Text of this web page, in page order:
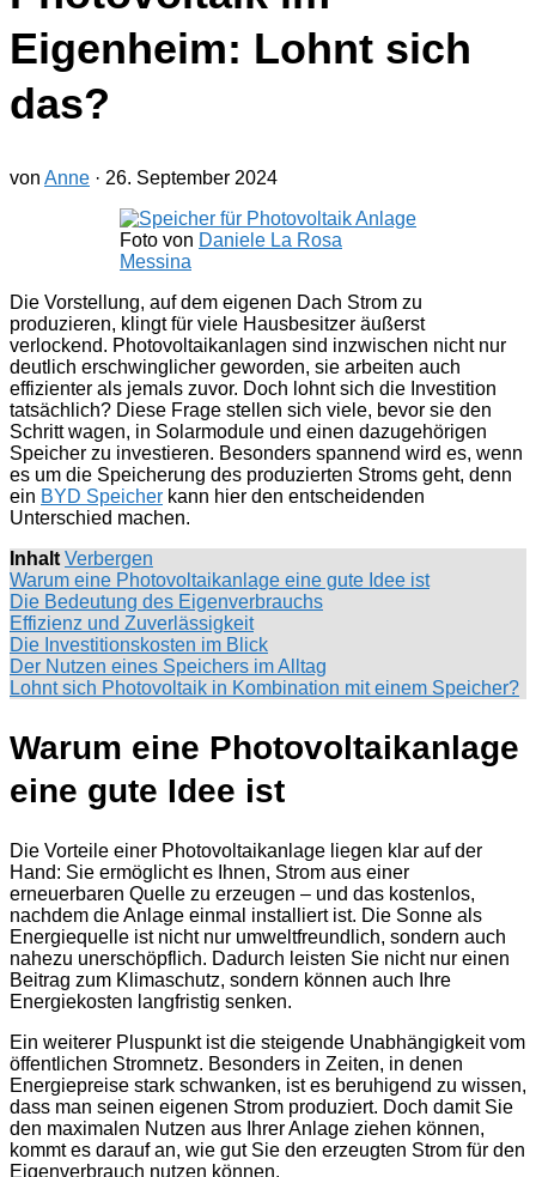
Eigenheim: Lohnt sich
das?
von Anne · 26. September 2024
Foto von Daniele La Rosa
Messina
Die Vorstellung, auf dem eigenen Dach Strom zu
produzieren, klingt für viele Hausbesitzer äußerst
verlockend. Photovoltaikanlagen sind inzwischen nicht nur
deutlich erschwinglicher geworden, sie arbeiten auch
effizienter als jemals zuvor. Doch lohnt sich die Investition
tatsächlich? Diese Frage stellen sich viele, bevor sie den
Schritt wagen, in Solarmodule und einen dazugehörigen
Speicher zu investieren. Besonders spannend wird es, wenn
es um die Speicherung des produzierten Stroms geht, denn
ein BYD Speicher kann hier den entscheidenden
Unterschied machen.
Inhalt Verbergen
Warum eine Photovoltaikanlage eine gute Idee ist
Die Bedeutung des Eigenverbrauchs
Effizienz und Zuverlässigkeit
Die Investitionskosten im Blick
Der Nutzen eines Speichers im Alltag
Lohnt sich Photovoltaik in Kombination mit einem Speicher?
Warum eine Photovoltaikanlage
eine gute Idee ist
Die Vorteile einer Photovoltaikanlage liegen klar auf der
Hand: Sie ermöglicht es Ihnen, Strom aus einer
erneuerbaren Quelle zu erzeugen – und das kostenlos,
nachdem die Anlage einmal installiert ist. Die Sonne als
Energiequelle ist nicht nur umweltfreundlich, sondern auch
nahezu unerschöpflich. Dadurch leisten Sie nicht nur einen
Beitrag zum Klimaschutz, sondern können auch Ihre
Energiekosten langfristig senken.
Ein weiterer Pluspunkt ist die steigende Unabhängigkeit vom
öffentlichen Stromnetz. Besonders in Zeiten, in denen
Energiepreise stark schwanken, ist es beruhigend zu wissen,
dass man seinen eigenen Strom produziert. Doch damit Sie
den maximalen Nutzen aus Ihrer Anlage ziehen können,
kommt es darauf an, wie gut Sie den erzeugten Strom für den
Eigenverbrauch nutzen können.